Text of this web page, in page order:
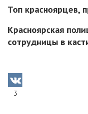
Топ красноярцев,
Красноярская
сотрудницы в
3